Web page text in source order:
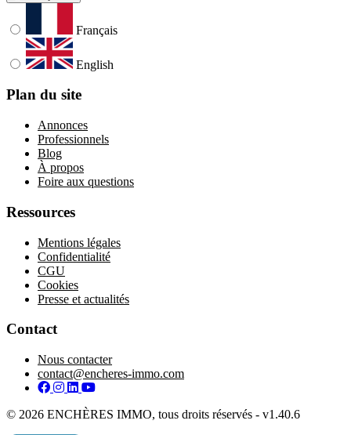
Français
English
Plan du site
Annonces
Professionnels
Blog
À propos
Foire aux questions
Ressources
Mentions légales
Confidentialité
CGU
Cookies
Presse et actualités
Contact
Nous contacter
contact@encheres-immo.com
Facebook
Instagram
LinkedIn
YouTube
© 2026 ENCHÈRES IMMO, tous droits réservés - v1.40.6